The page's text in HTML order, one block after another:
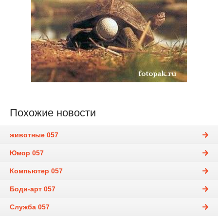
Похожие новости
животные 057
Юмор 057
Компьютер 057
Боди-арт 057
Служба 057